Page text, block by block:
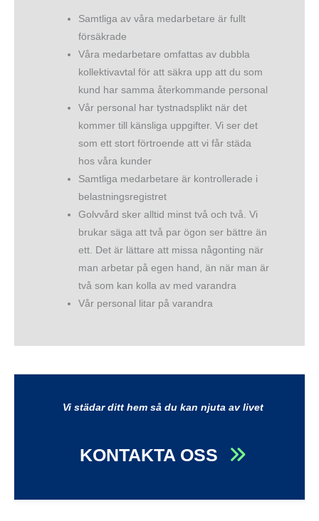
Samtliga av våra medarbetare är fullt
försäkrade
Våra medarbetare omfattas av dubbla
kollektivavtal för att säkra upp att du som
kund har samma återkommande personal
Vår personal har tystnadsplikt när det
kommer till känsliga uppgifter. Vi ser det
som ett stort förtroende att vi får städa
hos våra kunder
Samtliga medarbetare är kontrollerade i
belastningsregistret
Golvvård sker alltid minst två och två. Vi
brukar säga att två par ögon ser bättre än
ett. Det är lättare att missa någonting när
man arbetar på egen hand, än när man är
två som kan kolla av med varandra
Vår personal litar på varandra
Vi städar ditt hem så du kan njuta av livet
KONTAKTA OSS